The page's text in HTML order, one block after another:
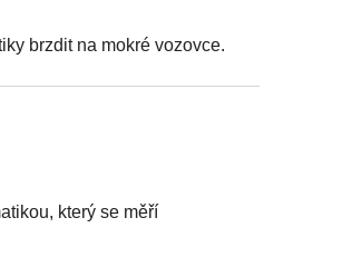
brzdit na mokré vozovce.
který se měří